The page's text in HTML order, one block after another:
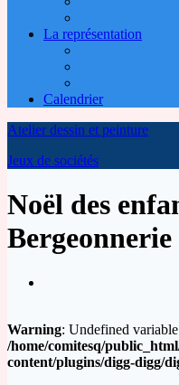
La représentation
Calendrier
Atelier dessin et peinture
Jeux de sociétés
Noël des
Bergeonnerie
Warning: Undefined
/home/comitesq/
content/plugins/digg-digg/